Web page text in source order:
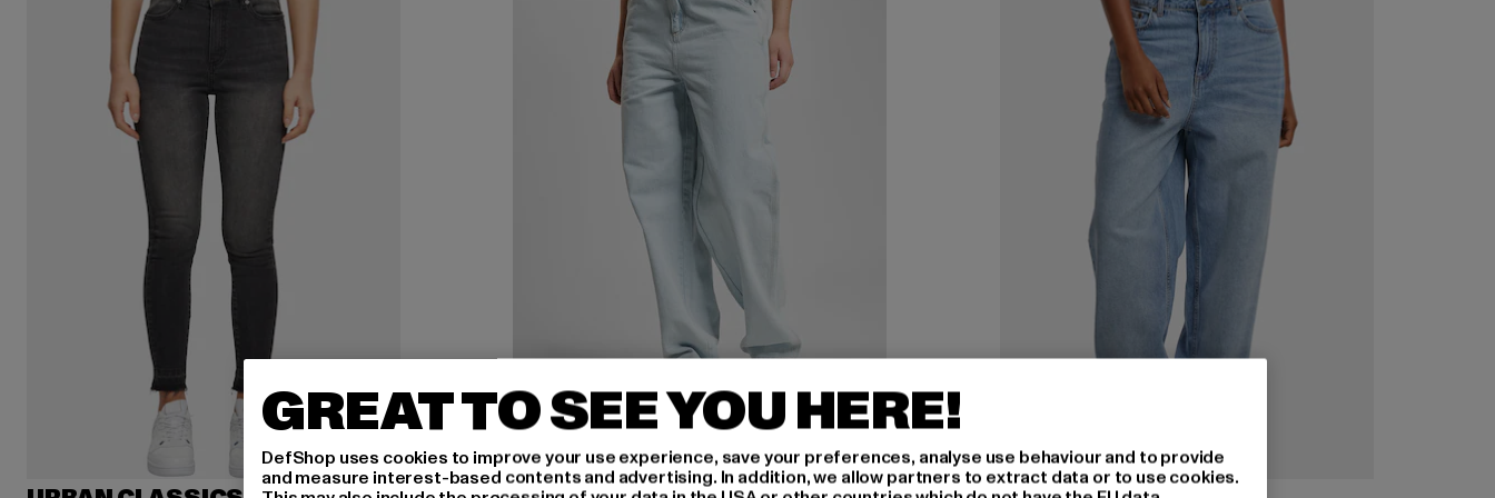
DEF
Straight
GREAT TO SEE YOU HERE!
DefShop uses cookies to improve your use experience, save your preferences, analyse use behaviour and to provide
and measure interest-based contents and advertising. In addition, we allow partners to extract data or to use cookies.